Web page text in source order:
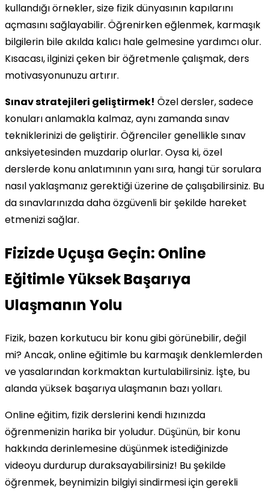
kullandığı örnekler, size fizik dünyasının kapılarını
açmasını sağlayabilir. Öğrenirken eğlenmek, karmaşık
bilgilerin bile akılda kalıcı hale gelmesine yardımcı olur.
Kısacası, ilginizi çeken bir öğretmenle çalışmak, ders
motivasyonunuzu artırır.
Sınav stratejileri geliştirmek! Özel dersler, sadece
konuları anlamakla kalmaz, aynı zamanda sınav
tekniklerinizi de geliştirir. Öğrenciler genellikle sınav
anksiyetesinden muzdarip olurlar. Oysa ki, özel
derslerde konu anlatımının yanı sıra, hangi tür sorulara
nasıl yaklaşmanız gerektiği üzerine de çalışabilirsiniz. Bu
da sınavlarınızda daha özgüvenli bir şekilde hareket
etmenizi sağlar.
Fizizde Uçuşa Geçin: Online
Eğitimle Yüksek Başarıya
Ulaşmanın Yolu
Fizik, bazen korkutucu bir konu gibi görünebilir, değil
mi? Ancak, online eğitimle bu karmaşık denklemlerden
ve yasalarından korkmaktan kurtulabilirsiniz. İşte, bu
alanda yüksek başarıya ulaşmanın bazı yolları.
Online eğitim, fizik derslerini kendi hızınızda
öğrenmenizin harika bir yoludur. Düşünün, bir konu
hakkında derinlemesine düşünmek istediğinizde
videoyu durdurup duraksayabilirsiniz! Bu şekilde
öğrenmek, beynimizin bilgiyi sindirmesi için gerekli